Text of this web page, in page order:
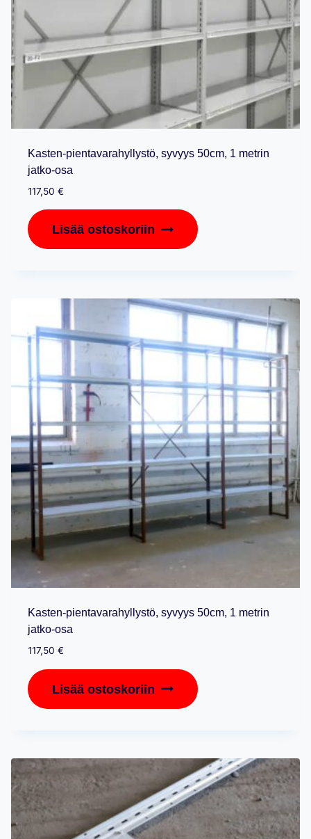
Kasten-pientavarahyllystö, syvyys 50cm, 1 metrin
jatko-osa
117,50 €
Lisää ostoskoriin
Kasten-pientavarahyllystö, syvyys 50cm, 1 metrin
jatko-osa
117,50 €
Lisää ostoskoriin